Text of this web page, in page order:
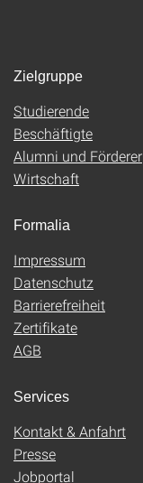
Zielgruppe
Studierende
Beschäftigte
Alumni und Förderer
Wirtschaft
Formalia
Impressum
Datenschutz
Barrierefreiheit
Zertifikate
AGB
Services
Kontakt & Anfahrt
Presse
Jobportal